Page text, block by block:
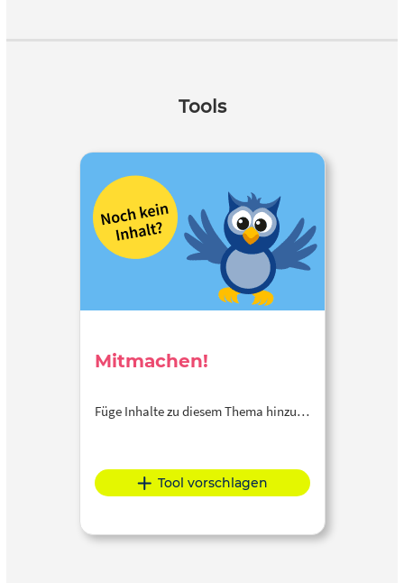
Tools
Mitmachen!
Füge Inhalte zu diesem Thema hinzu…
Tool vorschlagen